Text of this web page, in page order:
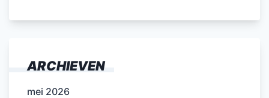
ARCHIEVEN
mei 2026